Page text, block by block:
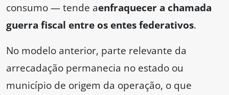
consumo — tende aenfraquecer a chamada
guerra fiscal entre os entes federativos.
No modelo anterior, parte relevante da
arrecadação permanecia no estado ou
município de origem da operação, o que